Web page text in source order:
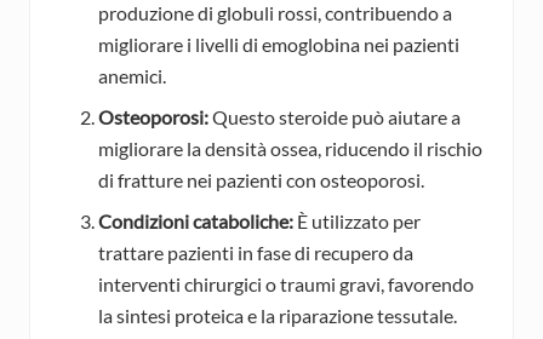
produzione di globuli rossi, contribuendo a
migliorare i livelli di emoglobina nei pazienti
anemici.
Osteoporosi:Questo steroide può aiutare a
migliorare la densità ossea, riducendo il rischio
di fratture nei pazienti con osteoporosi.
Condizioni cataboliche: È utilizzato per
trattare pazienti in fase di recupero da
interventi chirurgici o traumi gravi, favorendo
la sintesi proteica e la riparazione tessutale.